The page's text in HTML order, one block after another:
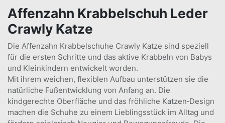
Affenzahn Krabbelschuh Leder
Crawly Katze
Die Affenzahn Krabbelschuhe Crawly Katze sind speziell
für die ersten Schritte und das aktive Krabbeln von Babys
und Kleinkindern entwickelt worden.
Mit ihrem weichen, flexiblen Aufbau unterstützen sie die
natürliche Fußentwicklung von Anfang an. Die
kindgerechte Oberfläche und das fröhliche Katzen‑Design
machen die Schuhe zu einem Lieblingsstück im Alltag und